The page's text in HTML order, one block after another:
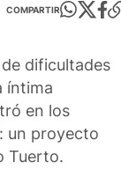
COMPARTIR
dificultades
íntima
en los
un proyecto
Tuerto.